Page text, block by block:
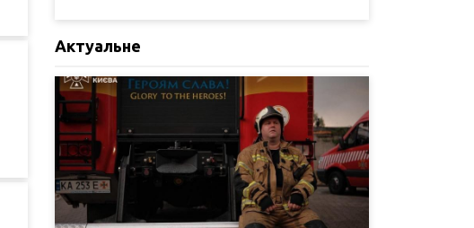
Актуальне